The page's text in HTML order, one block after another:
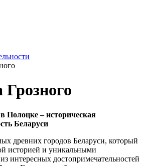
Полоцке – историческая
Беларуси
древних городов Беларуси, который
историей и уникальными
интересных достопримечательностей